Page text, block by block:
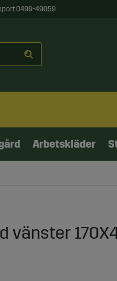
0499-49059
Arbetskläder
vänster